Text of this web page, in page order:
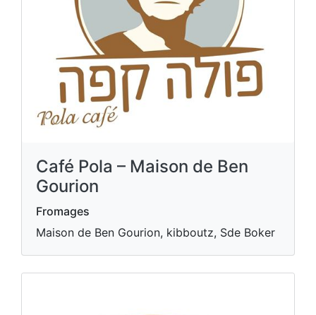
Café Pola – Maison de Ben
Gourion
Fromages
Maison de Ben Gourion, kibboutz, Sde Boker